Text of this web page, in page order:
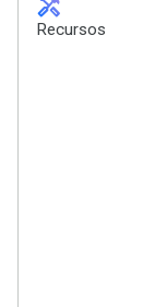
handyman
Recursos